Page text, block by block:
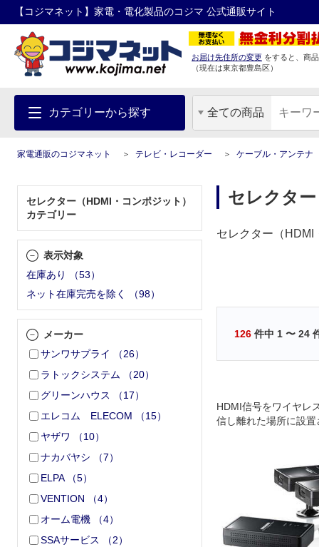
【コジマネット】家電・電化製品のコジマ 公式通販サイト
お届け先住所の変更 をすると、商
（現在は東京都豊島区）
カテゴリーから探す 全ての商品
家電通販のコジマネット テレビ・レコーダー ケーブル・アンテナ
セレクター（HDMI・コンポジット）
カテゴリー
表示対象
在庫あり
（53）
ネット在庫完売を除く
（98）
メーカー
サンワサプライ
（26）
ラトックシステム
（20）
グリーンハウス
（17）
エレコム ELECOM
（15）
ヤザワ
（10）
ナカバヤシ
（7）
ELPA
（5）
VENTION
（4）
オーム電機
（4）
SSAサービス
（2）
セレクタ
セレクター（HDMI
126 件中 1 〜 24
HDMI信号をワイヤレ
信し離れた場所に設